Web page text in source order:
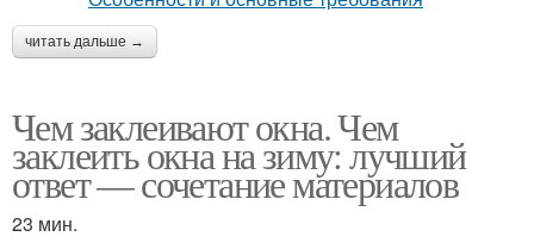
читать дальше →
Чем заклеивают окна. Чем
заклеить окна на зиму: лучший
ответ — сочетание материалов
23 мин.